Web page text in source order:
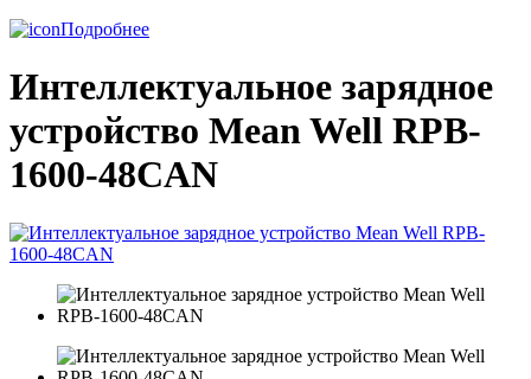
Подробнее
Интеллектуальное зарядное
устройство Mean Well RPB-
1600-48CAN